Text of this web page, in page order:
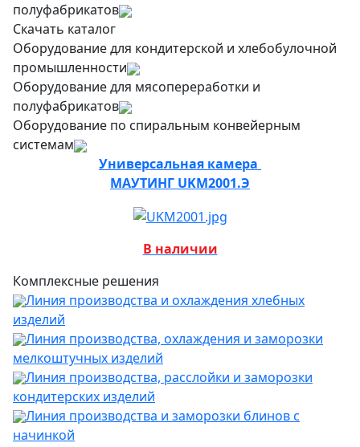
полуфабрикатов
Скачать каталог
Оборудование для кондитерской и хлебобулочной
промышленности
Оборудование для мясопереработки и
полуфабрикатов
Оборудование по спиральным конвейерным
системам
Универсальная камера
МАУТИНГ UKM2001.Э
В наличии
Комплексные решения
Линия производства и охлаждения хлебных
изделий
Линия производства, охлаждения и заморозки
мелкоштучных изделий
Линия производства, расслойки и заморозки
кондитерских изделий
Линия производства и заморозки блинов с
начинкой